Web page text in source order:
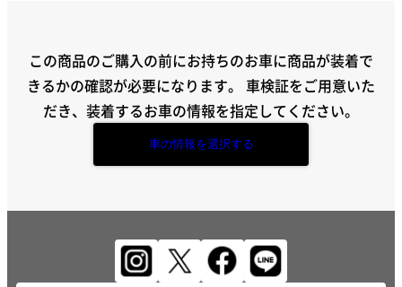
この商品のご購入の前にお持ちのお車に商品が装着で
きるかの確認が必要になります。 車検証をご用意いた
だき、装着するお車の情報を指定してください。
車の情報を選択する